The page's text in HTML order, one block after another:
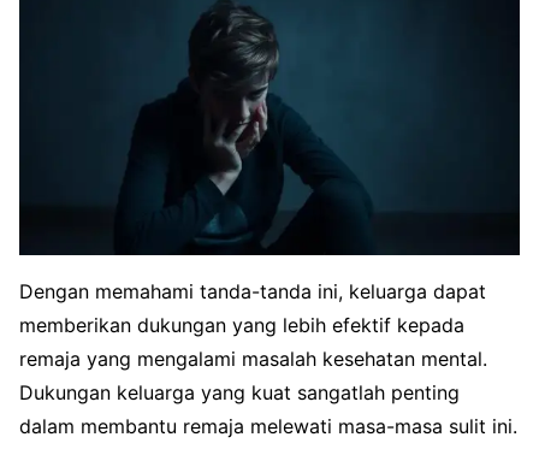
Dengan memahami tanda-tanda ini, keluarga dapat
memberikan dukungan yang lebih efektif kepada
remaja yang mengalami masalah kesehatan mental.
Dukungan keluarga yang kuat sangatlah penting
dalam membantu remaja melewati masa-masa sulit ini.